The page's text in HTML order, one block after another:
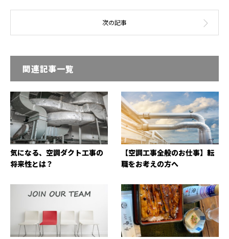
関連記事一覧
気になる、空調ダクト工事の
将来性とは？
【空調工事全般のお仕事】転
職をお考えの方へ